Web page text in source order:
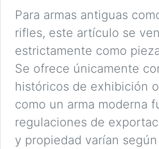
Para armas antiguas
rifles, este artículo se
estrictamente como
Se ofrece únicamente
históricos de exhibición
como un arma moderna
regulaciones de
y propiedad varían